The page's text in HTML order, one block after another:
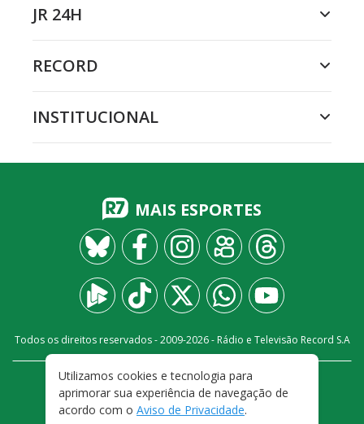
JR 24H
RECORD
INSTITUCIONAL
MAIS ESPORTES
Todos os direitos reservados - 2009-2026- Rádio e Televisão Record S.A
FALE CONOSCO
PRIVACIDADE
TERMOS E CONDIÇÕES DE USO
Utilizamos cookies e tecnologia para
aprimorar sua experiência de navegação de
acordo com o Aviso de Privacidade.